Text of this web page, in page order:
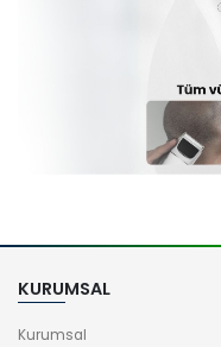
KURUMSAL
Kurumsal